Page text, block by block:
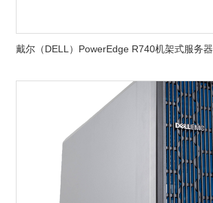
戴尔（DELL）PowerEdge R740机架式服务器